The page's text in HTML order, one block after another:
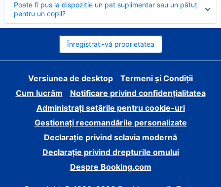
Poate fi pus la dispoziție un pat suplimentar sau un pătuț
pentru un copil?
închis
Înregistrați-vă proprietatea
Versiunea de desktop
Termeni și Condiții
Cum lucrăm
Notificare privind confidențialitatea
Administrați setările pentru cookie-uri
Gestionați recomandările personalizate
Declarație privind sclavia modernă
Declarație privind drepturile omului
Despre Booking.com